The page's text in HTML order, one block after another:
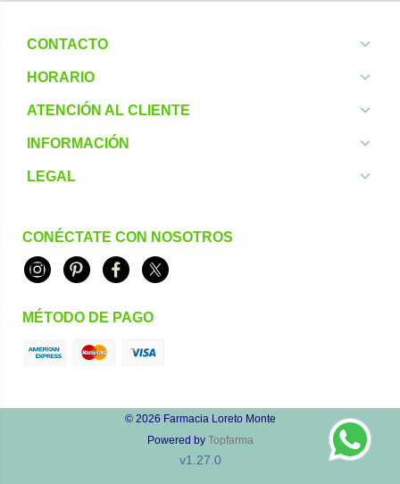
CONTACTO
HORARIO
ATENCIÓN AL CLIENTE
INFORMACIÓN
LEGAL
CONÉCTATE CON NOSOTROS
InstagramPinterestFacebookTwitter
MÉTODO DE PAGO
© 2026 Farmacia Loreto Monte
Powered by Topfarma
v1.27.0